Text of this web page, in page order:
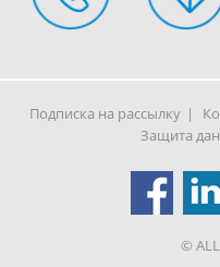
Подписка на рассылку
Защита
©